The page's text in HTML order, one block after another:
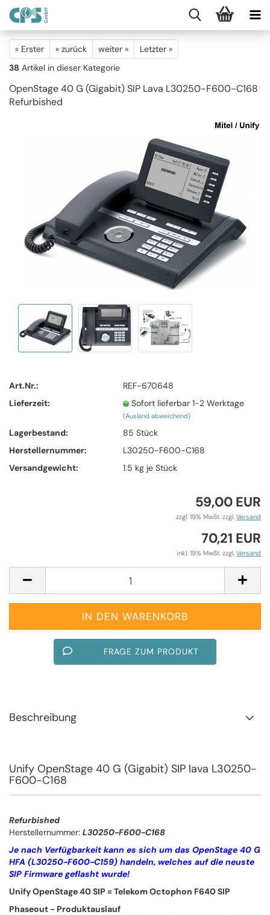
« Erster « zurück weiter »
Letzter »
38 Artikel in dieser Kategorie
OpenStage 40 G (Gigabit) SIP Lava L30250-F600-C168
Refurbished
Art.Nr.:
REF-670648
Lieferzeit:
Sofort lieferbar 1-2 Werktage
(Ausland abweichend)
Lagerbestand: 85Stück
Herstellernummer:
L30250-F600-C168
Versandgewicht:
1.5 kg je Stück
59,00 EUR
zzgl. 19% MwSt. zzgl. Versand
70,21 EUR
inkl. 19% MwSt. zzgl. Versand
FRAGE ZUM PRODUKT
Beschreibung
Unify OpenStage 40 G (Gigabit) SIP lava L30250-
F600-C168
Refurbished
Herstellernummer: L30250-F600-C168
Je nach Verfügbarkeit kann es sich um das OpenStage 40 G
HFA (L30250-F600-C159) handeln, welches auf die neuste
SIP Firmware geflasht wurde!
Unify OpenStage 40 SIP = Telekom Octophon F640 SIP
Phaseout - Produktauslauf